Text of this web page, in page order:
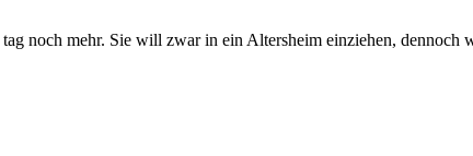
noch mehr. Sie will zwar in ein Altersheim einziehen, dennoch